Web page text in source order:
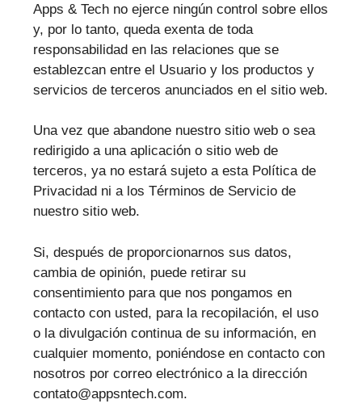
Apps & Tech no ejerce ningún control sobre ellos
y, por lo tanto, queda exenta de toda
responsabilidad en las relaciones que se
establezcan entre el Usuario y los productos y
servicios de terceros anunciados en el sitio web.
Una vez que abandone nuestro sitio web o sea
redirigido a una aplicación o sitio web de
terceros, ya no estará sujeto a esta Política de
Privacidad ni a los Términos de Servicio de
nuestro sitio web.
Si, después de proporcionarnos sus datos,
cambia de opinión, puede retirar su
consentimiento para que nos pongamos en
contacto con usted, para la recopilación, el uso
o la divulgación continua de su información, en
cualquier momento, poniéndose en contacto con
nosotros por correo electrónico a la dirección
contato@appsntech.com.